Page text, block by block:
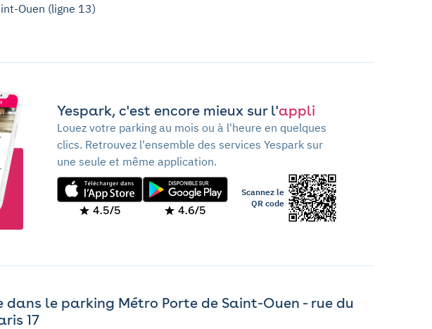
Ouen (ligne 13)
Yespark, c'est encore mieux sur l'appli
Louez votre parking au mois ou à l'heure en quelques
clics. Retrouvez l'ensemble des services Yespark sur
une seule et même application.
4.5/5 4.6/5
Scannez le
QR code
dans le parking Métro Porte de Saint-Ouen - rue du
17